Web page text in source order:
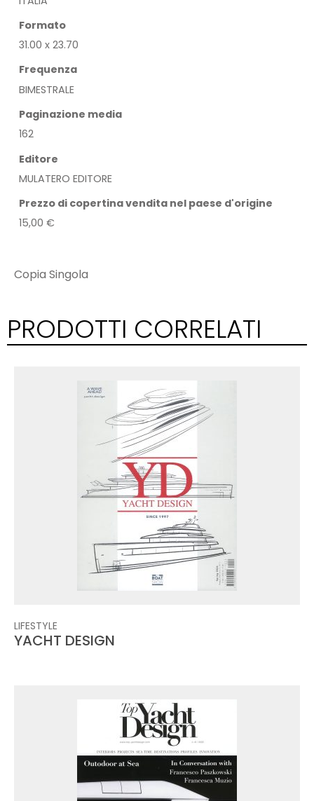
Formato
31.00 x 23.70
Frequenza
BIMESTRALE
Paginazione media
162
Editore
MULATERO EDITORE
Prezzo di copertina vendita nel paese d'origine
15,00 €
Copia Singola
PRODOTTI CORRELATI
LIFESTYLE
YACHT DESIGN